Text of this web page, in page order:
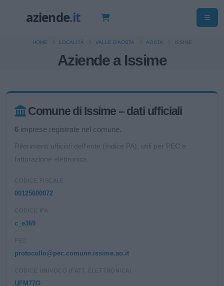
Aziende a Issime
HOME LOCALITÀ VALLE D'AOSTA AOSTA ISSIME
Comune di Issime – dati ufficiali
6 imprese registrate nel comune.
Riferimenti ufficiali dell'ente (Indice PA), utili per PEC e
fatturazione elettronica.
CODICE FISCALE
00125600072
CODICE IPA
c_e369
PEC
protocollo@pec.comune.issime.ao.it
CODICE UNIVOCO (FATT. ELETTRONICA)
UFM77O